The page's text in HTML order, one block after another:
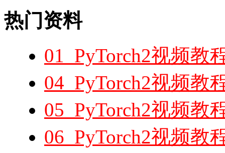
热门资料
01_PyTorch2视频教
04_PyTorch2视频教
05_PyTorch2视频教
06_PyTorch2视频教